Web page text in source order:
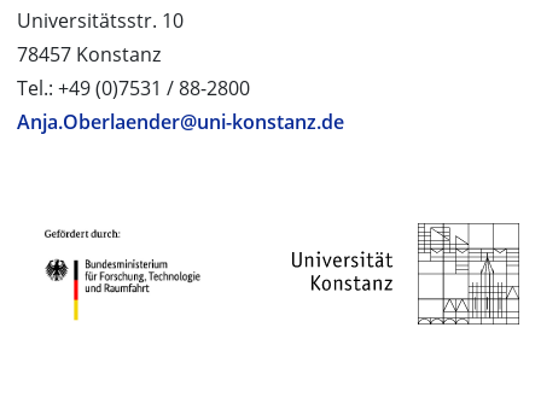
Universitätsstr. 10
78457 Konstanz
Tel.: +49 (0)7531 / 88-2800
Anja.Oberlaender@uni-konstanz.de